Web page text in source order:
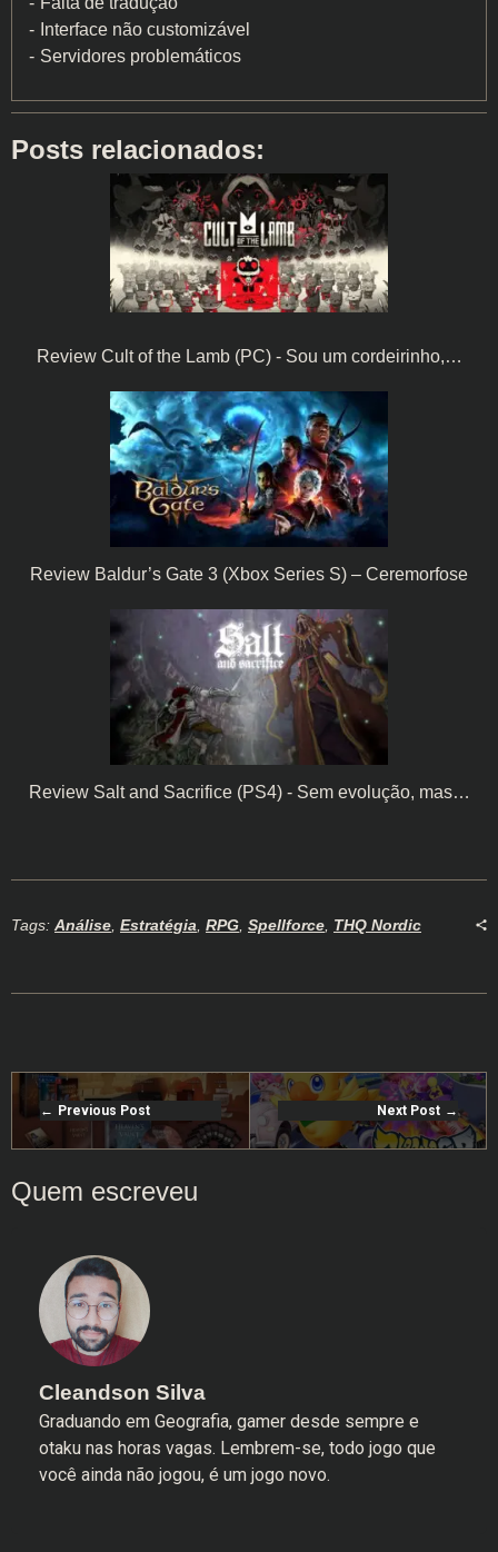
Interface não customizável
Servidores problemáticos
Posts relacionados:
Review Cult of the Lamb (PC) - Sou um cordeirinho,…
Review Baldur’s Gate 3 (Xbox Series S) – Ceremorfose
Review Salt and Sacrifice (PS4) - Sem evolução, mas…
Tags: Análise Estratégia RPG Spellforce THQ Nordic
Previous Post Next Post
Cleandson Silva
Graduando em Geografia, gamer desde sempre e
otaku nas horas vagas. Lembrem-se, todo jogo que
você ainda não jogou, é um jogo novo.